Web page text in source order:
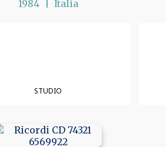
1984 Italia
STUDIO